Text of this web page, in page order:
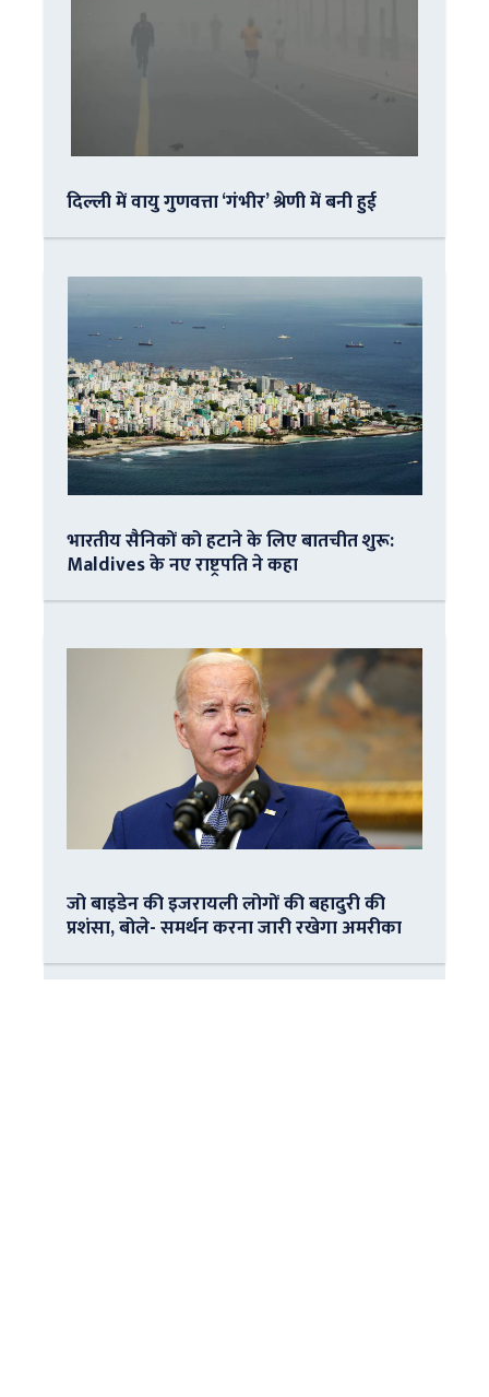
दिल्ली में वायु गुणवत्ता ‘गंभीर’ श्रेणी में बनी हुई
भारतीय सैनिकों को हटाने के लिए बातचीत शुरू:
Maldives के नए राष्ट्रपति ने कहा
जो बाइडेन की इजरायली लोगों की बहादुरी की
प्रशंसा, बोले- समर्थन करना जारी रखेगा अमरीका